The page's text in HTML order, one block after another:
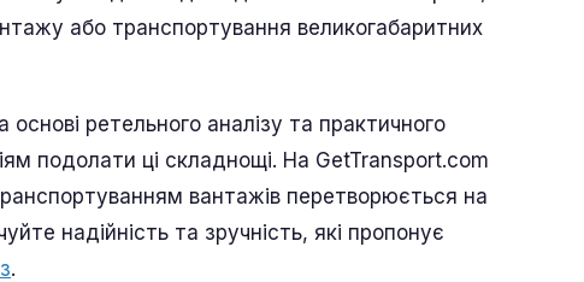
або транспортування великогабаритних
ретельного аналізу та практичного
подолати ці складнощі. На GetTransport.com
вантажів перетворюється на
надійність та зручність, які пропонує
.